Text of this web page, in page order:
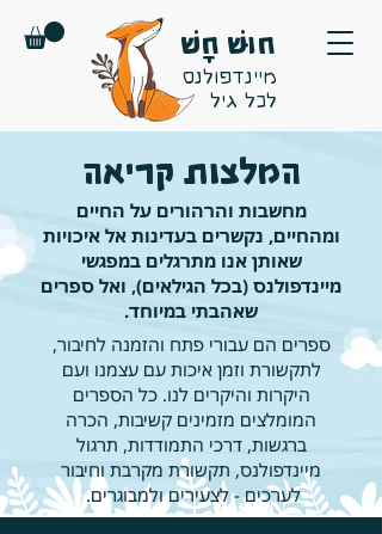
חוּשׁ חָשׁ
מיינדפולנס
לכל גיל
המלצות קריאה
מחשבות והרהורים על החיים
ומהחיים, נקשרים בעדינות אל איכויות
שאותן אנו מתרגלים במפגשי
מיינדפולנס (בכל הגילאים), ואל ספרים
שאהבתי במיוחד.
ספרים הם עבורי פתח והזמנה לחיבור,
לתקשורת וזמן איכות עם עצמנו ועם
היקרות והיקרים לנו. כל הספרים
המומלצים מזמינים קשיבות, הכרה
ברגשות, דרכי התמודדות, תרגול
מיינדפולנס, תקשורת מקרבת וחיבור
לערכים - לצעירים ולמבוגרים.